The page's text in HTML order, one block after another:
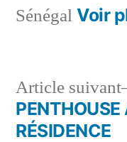
Sénégal Voir
Article suivant
PENTHOUSE
RÉSIDENCE